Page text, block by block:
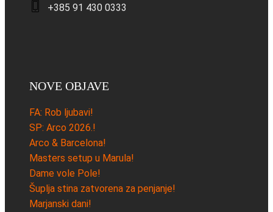
+385 91 430 0333
NOVE OBJAVE
FA: Rob ljubavi!
SP: Arco 2026.!
Arco & Barcelona!
Masters setup u Marula!
Dame vole Pole!
Šuplja stina zatvorena za penjanje!
Marjanski dani!